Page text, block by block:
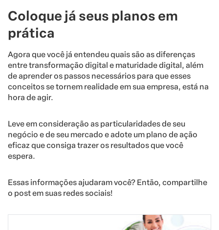
Coloque já seus planos em
prática
Agora que você já entendeu quais são as diferenças
entre transformação digital e maturidade digital, além
de aprender os passos necessários para que esses
conceitos se tornem realidade em sua empresa, está na
hora de agir.
Leve em consideração as particularidades de seu
negócio e de seu mercado e adote um plano de ação
eficaz que consiga trazer os resultados que você
espera.
Essas informações ajudaram você? Então, compartilhe
o post em suas redes sociais!